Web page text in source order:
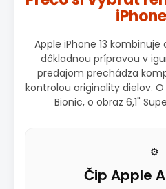
Apple iPhone 13
dôkladnou prípravou v
predajom prechádza
kontrolou originality dielov. O
Bionic, o obraz 6,1"
⚙️
Čip Apple